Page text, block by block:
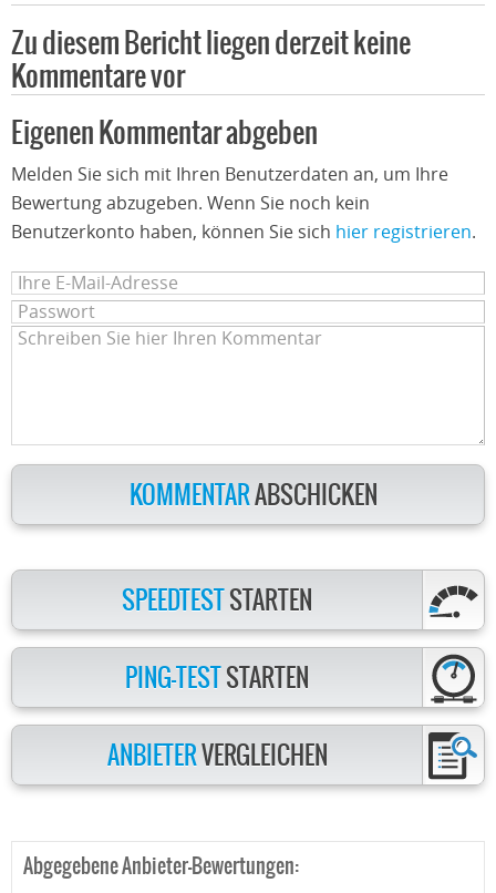
Zu diesem Bericht liegen derzeit keine
Kommentare vor
Eigenen Kommentar abgeben
Melden Sie sich mit Ihren Benutzerdaten an, um Ihre
Bewertung abzugeben. Wenn Sie noch kein
Benutzerkonto haben, können Sie sich hier registrieren.
KOMMENTARABSCHICKEN
SPEEDTESTSTARTEN
PING-TESTSTARTEN
ANBIETERVERGLEICHEN
Abgegebene Anbieter-Bewertungen: